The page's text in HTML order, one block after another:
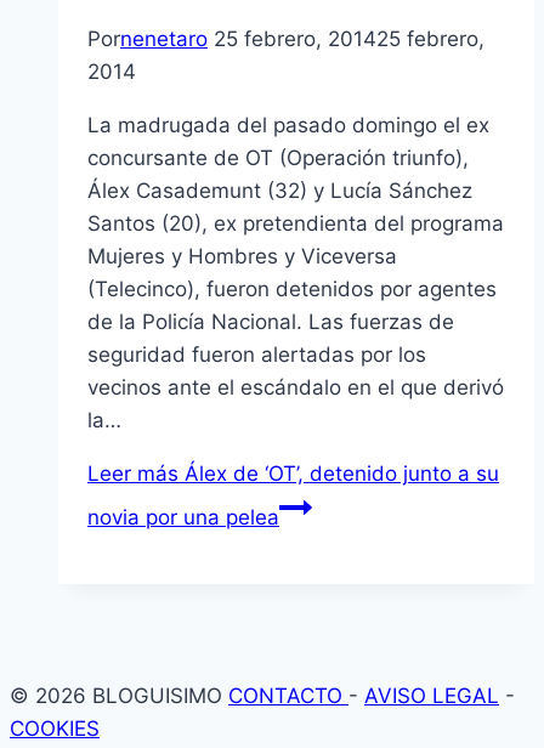
Pornenetaro 25 febrero, 201425 febrero,
2014
La madrugada del pasado domingo el ex
concursante de OT (Operación triunfo),
Álex Casademunt (32) y Lucía Sánchez
Santos (20), ex pretendienta del programa
Mujeres y Hombres y Viceversa
(Telecinco), fueron detenidos por agentes
de la Policía Nacional. Las fuerzas de
seguridad fueron alertadas por los
vecinos ante el escándalo en el que derivó
la…
Leer más Álex de ‘OT’, detenido junto a su
novia por una pelea
© 2026 BLOGUISIMO CONTACTO - AVISO LEGAL -
COOKIES